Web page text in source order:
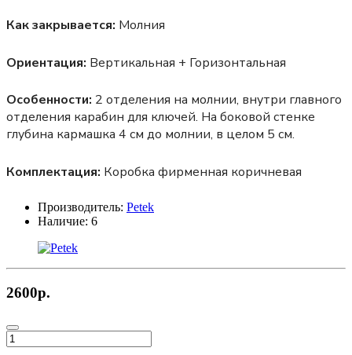
Как закрывается: Молния
Ориентация: Вертикальная + Горизонтальная
Особенности: 2 отделения на молнии, внутри главного
отделения карабин для ключей. На боковой стенке
глубина кармашка 4 см до молнии, в целом 5 см.
Комплектация: Коробка фирменная коричневая
Производитель: Petek
Наличие: 6
2600р.